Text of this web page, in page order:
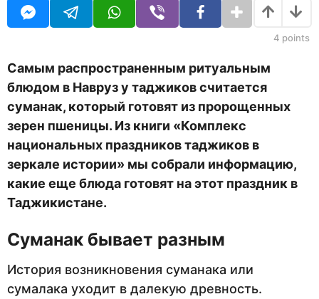
н
з
а
д
R
а
з
а
4 points
Самым распространенным ритуальным
блюдом в Навруз у таджиков считается
суманак, который готовят из пророщенных
зерен пшеницы. Из книги «Комплекс
национальных праздников таджиков в
зеркале истории» мы собрали информацию,
какие еще блюда готовят на этот праздник в
Таджикистане.
Суманак бывает разным
История возникновения суманака или
сумалака уходит в далекую древность.